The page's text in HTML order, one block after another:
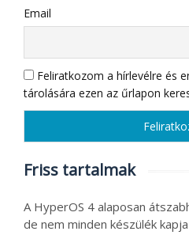
Email
Feliratkozom a hírlevélre és
tárolására ezen az űrlapon
Friss tartalmak
A HyperOS 4 alaposan
de nem minden készülék